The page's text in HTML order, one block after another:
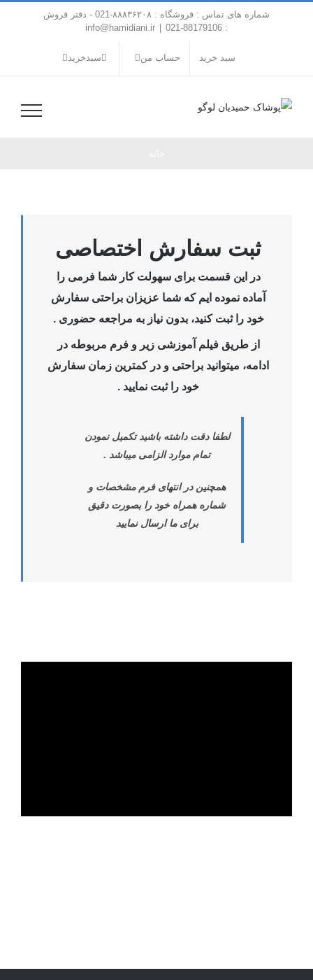
شماره های تماس : فروشگاه : ۸۸۸۳۶۲۰۸-021 - دفتر فروش
: 88179106-021
info@hamidiani.ir
سبد خرید حساب من سبدخرید
ثبت سفارش اختصاصی
در این قسمت برای سهولت کار شما فرمی را
آماده نموده ایم که شما عزیزان براحتی سفارش
خود را ثبت کنید، بدون نیاز به مراجعه حضوری .
از طریق فیلم آموزشی زیر و فرم مربوطه در
ادامه، میتوانید براحتی و در کمترین زمان سفارش
خود را ثبت نمایید .
لطفا دقت داشته باشید تکمیل نمودن
تمام موارد الزامی میباشد .
همچنین در انتهای فرم مشخصات و
شماره همراه خود را بصورت دقیق
برای ما ارسال نمایید